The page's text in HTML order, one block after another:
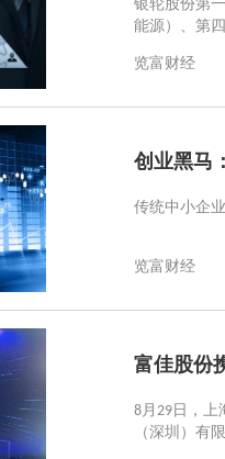
银轮股份第
能源）、第
览富财经
创业黑马
传统中小企
览富财经
富佳股份
8月29日，上
（深圳）有